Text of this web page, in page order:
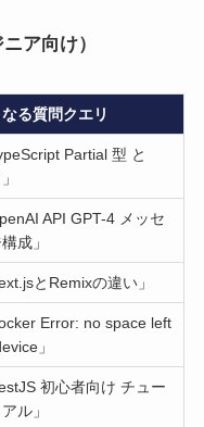
ア向け）
る質問クエリ
Partial 型 と
API GPT-4 メッセ
成」
とRemixの違い」
Error: no space left
」
初心者向け チュー
ル」